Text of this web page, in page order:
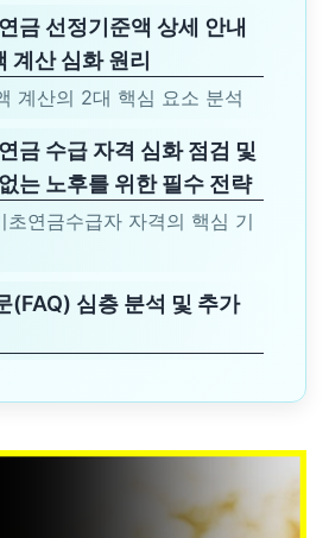
금 선정기준액 상세 안내
계산 심화 원리
계산의 2대 핵심 요소 분석
금 수급 자격 심화 점검 및
는 노후를 위한 필수 전략
연금수급자 자격의 핵심 기
(FAQ) 심층 분석 및 추가